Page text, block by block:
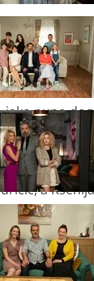
drugačija
jednu
i
puno
napetosti.
svakoj
a
lika je
da nakon
s Novom TV.